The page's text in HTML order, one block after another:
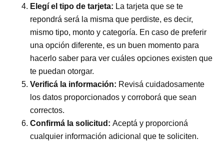
Elegí el tipo de tarjeta: La tarjeta que se te
repondrá será la misma que perdiste, es decir,
mismo tipo, monto y categoría. En caso de preferir
una opción diferente, es un buen momento para
hacerlo saber para ver cuáles opciones existen que
te puedan otorgar.
Verificá la información: Revisá cuidadosamente
los datos proporcionados y corroborá que sean
correctos.
Confirmá la solicitud:Aceptá y proporcioná
cualquier información adicional que te soliciten.